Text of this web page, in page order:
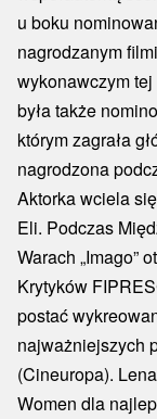
u boku
nagrodzanym
wykonawczym
była także
którym zagrała
nagrodzona
Aktorka wciela
Eli. Podczas
Warach „Imago”
Krytyków
postać
najważniejszych
(Cineuropa).
Women dla